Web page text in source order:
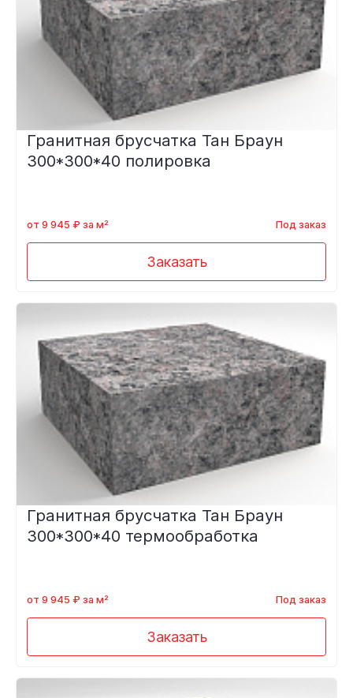
Гранитная брусчатка Тан Браун
300*300*40 полировка
от 9 945 ₽ за м² Под заказ
Заказать
Гранитная брусчатка Тан Браун
300*300*40 термообработка
от 9 945 ₽ за м² Под заказ
Заказать